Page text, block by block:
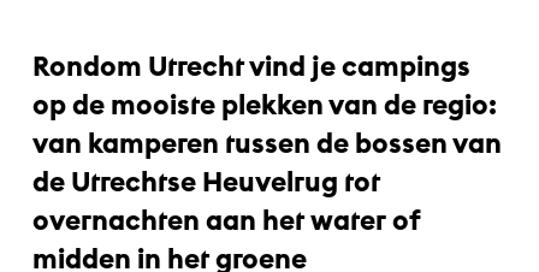
Rondom Utrecht vind je campings
op de mooiste plekken van de regio:
van kamperen tussen de bossen van
de Utrechtse Heuvelrug tot
overnachten aan het water of
midden in het groene